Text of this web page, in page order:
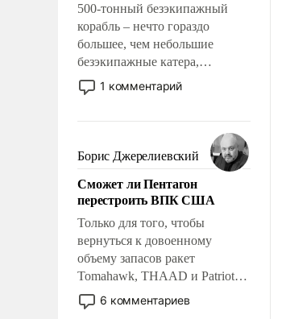
500-тонный безэкипажный
корабль – нечто гораздо
большее, чем небольшие
безэкипажные катера,
применение которых уже
стало обыденностью. Задача по
сложна и амбициозна. Однако
и ее реализация радикально
поднимет наши боевые
возможности.
1 комментарий
Борис Джерелиевский
Сможет ли Пентагон
перестроить ВПК США
Только для того, чтобы
вернуться к довоенному
объему запасов ракет
Tomahawk, THAAD и Patriot
США потребуется более трех
лет. Даже небольшая война с
6 комментариев